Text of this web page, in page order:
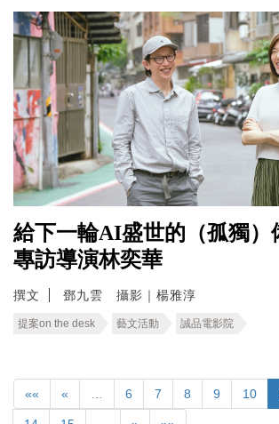
給下一輪AI盛世的（孤獨
專訪導演林奕華
撰文 鄧九雲 攝影｜楊雅淳
提案on the desk 藝文活動 誠品電影院
«« « 6 7 8 9 10